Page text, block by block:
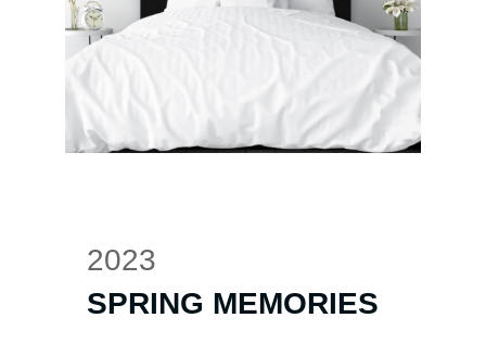
2023
SPRING MEMORIES